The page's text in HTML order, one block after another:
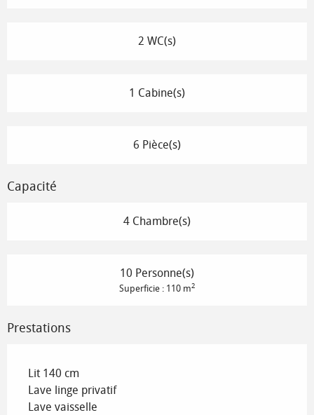
2 WC(s)
1 Cabine(s)
6 Pièce(s)
Capacité
4 Chambre(s)
10 Personne(s)
Superficie : 110 m2
Prestations
Lit 140 cm
Lave linge privatif
Lave vaisselle